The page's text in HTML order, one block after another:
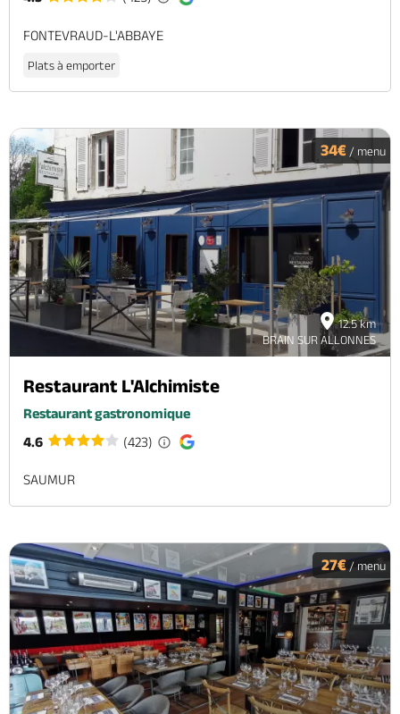
FONTEVRAUD-L'ABBAYE
Plats à emporter
12.5 km
BRAIN SUR ALLONNES
34€ / menu
Restaurant L'Alchimiste
Restaurant gastronomique
4.6
(423)
SAUMUR
27€ / menu